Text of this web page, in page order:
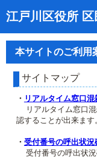
江戸川区役所
トップページ
受付番号の呼出
証明書の交付状
呼出状況のメー
来庁日時の事前
本サイトのご利用
サイトマップ
・ リアルタイム窓口混
リアルタイム窓口混
認することが出来ます
・ 受付番号の呼出状況
受付番号の呼出状況